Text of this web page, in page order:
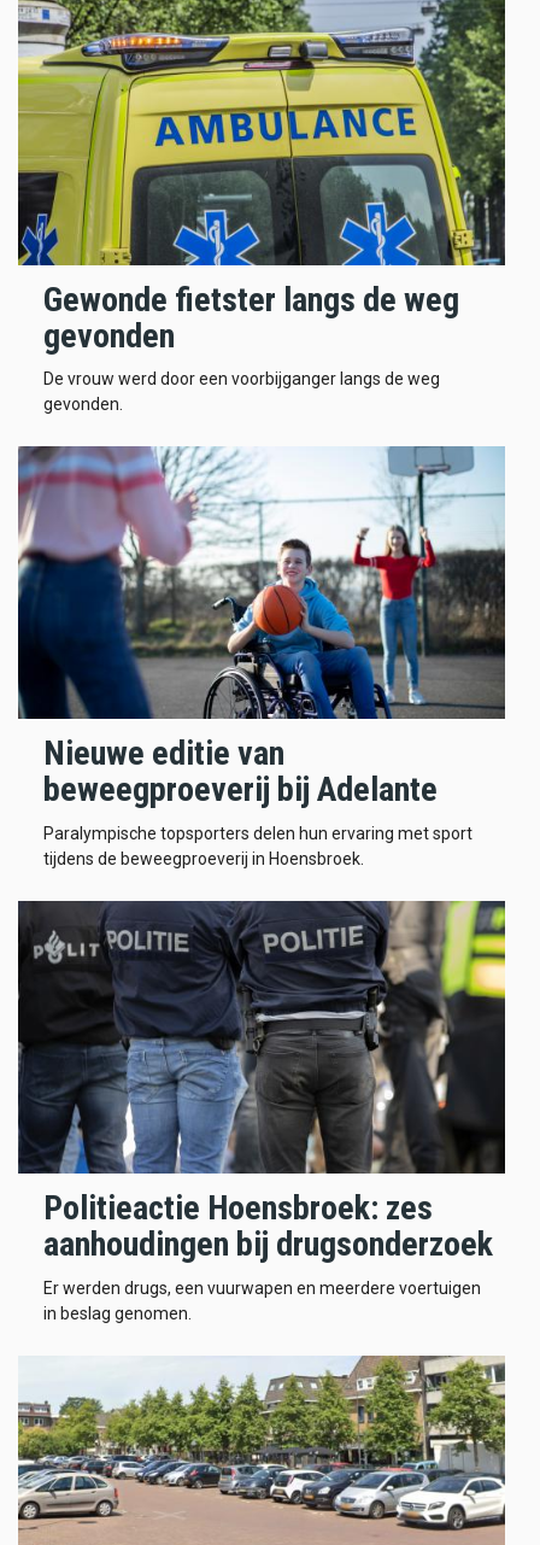
Gewonde fietster langs de weg
gevonden
De vrouw werd door een voorbijganger langs de weg
gevonden.
Nieuwe editie van
beweegproeverij bij Adelante
Paralympische topsporters delen hun ervaring met sport
tijdens de beweegproeverij in Hoensbroek.
Politieactie Hoensbroek: zes
aanhoudingen bij drugsonderzoek
Er werden drugs, een vuurwapen en meerdere voertuigen
in beslag genomen.